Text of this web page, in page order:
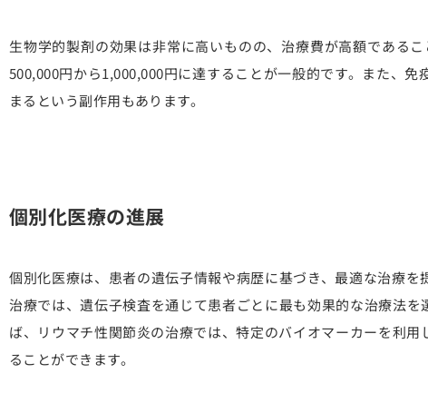
生物学的製剤の効果は非常に高いものの、治療費が高額である
500,000円から1,000,000円に達することが一般的です。また、
まるという副作用もあります。
個別化医療の進展
個別化医療は、患者の遺伝子情報や病歴に基づき、最適な治療
治療では、遺伝子検査を通じて患者ごとに最も効果的な治療法を
ば、リウマチ性関節炎の治療では、特定のバイオマーカーを利
ることができます。